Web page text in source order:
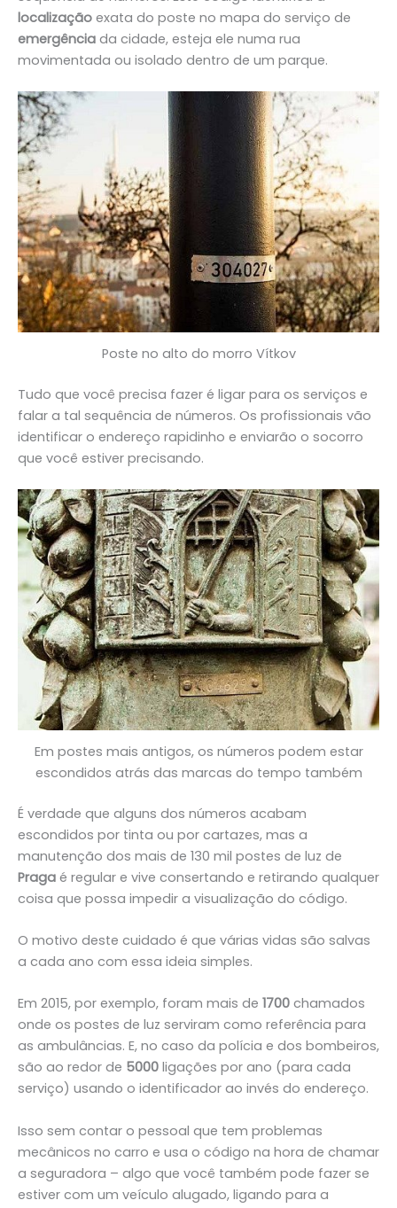
localização exata do poste no mapa do serviço de
emergência da cidade, esteja ele numa rua
movimentada ou isolado dentro de um parque.
Poste no alto do morro Vítkov
Tudo que você precisa fazer é ligar para os serviços e
falar a tal sequência de números. Os profissionais vão
identificar o endereço rapidinho e enviarão o socorro
que você estiver precisando.
Em postes mais antigos, os números podem estar
escondidos atrás das marcas do tempo também
É verdade que alguns dos números acabam
escondidos por tinta ou por cartazes, mas a
manutenção dos mais de 130 mil postes de luz de
Praga é regular e vive consertando e retirando qualquer
coisa que possa impedir a visualização do código.
O motivo deste cuidado é que várias vidas são salvas
a cada ano com essa ideia simples.
Em 2015, por exemplo, foram mais de 1700 chamados
onde os postes de luz serviram como referência para
as ambulâncias. E, no caso da polícia e dos bombeiros,
são ao redor de 5000 ligações por ano (para cada
serviço) usando o identificador ao invés do endereço.
Isso sem contar o pessoal que tem problemas
mecânicos no carro e usa o código na hora de chamar
a seguradora – algo que você também pode fazer se
estiver com um veículo alugado, ligando para a